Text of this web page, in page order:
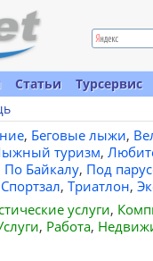
Статьи
Турсервис
, Беговые лыжи,
туризм,
По Байкалу, Под
Спортзал, Триатлон,
услуги,
, Работа,